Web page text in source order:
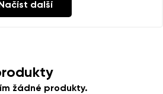
Načíst další
žádné produkty.